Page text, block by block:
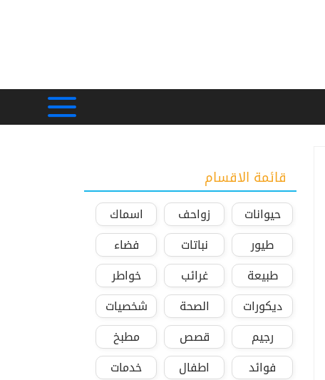
قائمة الاقسام
حيوانات زواحف
اسماك
طيور
نباتات
فضاء
طبيعة
غرائب
خواطر
ديكورات
الصحة
شخصيات
رجيم
قصص
مطبخ
فوائد
اطفال
خدمات